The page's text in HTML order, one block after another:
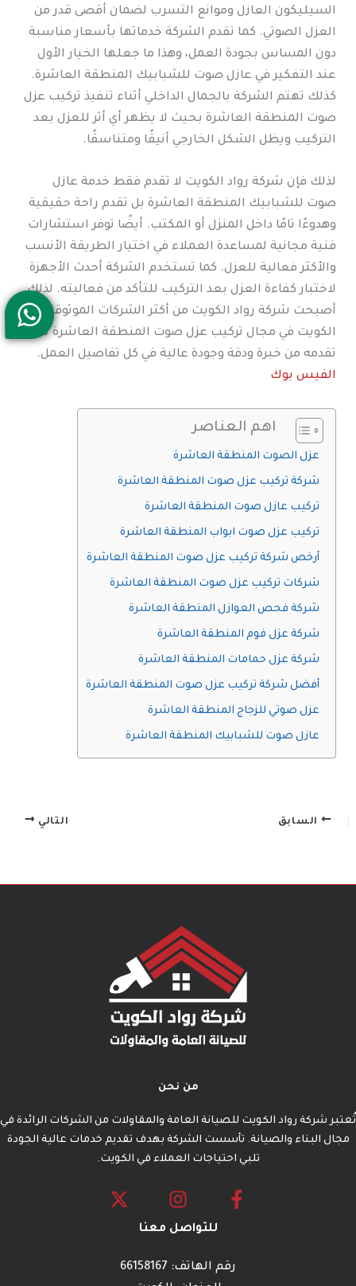
السيليكون العازل وموانع التسرب لضمان أقصى قدر من
العزل الصوتي. كما تقدم الشركة خدماتها بأسعار مناسبة
دون المساس بجودة العمل، وهذا ما جعلها الخيار الأول
عند التفكير في عازل صوت للشبابيك المنطقة العاشرة.
كذلك تهتم الشركة بالجمال الداخلي أثناء تنفيذ تركيب عزل
صوت المنطقة العاشرة بحيث لا يظهر أي أثر للعزل بعد
التركيب ويظل الشكل الخارجي أنيقًا ومتناسقًا.
لذلك فإن شركة رواد الكويت لا تقدم فقط خدمة عازل
صوت للشبابيك المنطقة العاشرة بل تقدم راحة حقيقية
وهدوءًا تامًا داخل المنزل أو المكتب. أيضًا توفر استشارات
فنية مجانية لمساعدة العملاء في اختيار الطريقة الأنسب
والأكثر فعالية للعزل. كما تستخدم الشركة أحدث الأجهزة
لاختبار كفاءة العزل بعد التركيب للتأكد من فعاليته. لذلك
أصبحت شركة رواد الكويت من أكثر الشركات الموثوقة في
الكويت في مجال تركيب عزل صوت المنطقة العاشرة لما
تقدمه من خبرة ودقة وجودة عالية في كل تفاصيل العمل.
الفيس بوك
اهم العناصر
عزل الصوت المنطقة العاشرة
شركة تركيب عزل صوت المنطقة العاشرة
تركيب عازل صوت المنطقة العاشرة
تركيب عزل صوت ابواب المنطقة العاشرة
أرخص شركة تركيب عزل صوت المنطقة العاشرة
شركات تركيب عزل صوت المنطقة العاشرة
شركة فحص العوازل المنطقة العاشرة
شركة عزل فوم المنطقة العاشرة
شركة عزل حمامات المنطقة العاشرة
أفضل شركة تركيب عزل صوت المنطقة العاشرة
عزل صوتي للزجاج المنطقة العاشرة
عازل صوت للشبابيك المنطقة العاشرة
السابق التالي
من نحن
تُعتبر شركة رواد الكويت للصيانة العامة والمقاولات من الشركات الرائدة في
مجال البناء والصيانة. تأسست الشركة بهدف تقديم خدمات عالية الجودة
تلبي احتياجات العملاء في الكويت.
للتواصل معنا
رقم الهاتف: 66158167